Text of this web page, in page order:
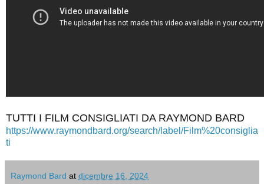
TUTTI I FILM CONSIGLIATI DA RAYMOND BARD
https://www.raymondbard.org/search/label/Film%20consiglia
ti
Raymond Bard at dicembre 16, 2024